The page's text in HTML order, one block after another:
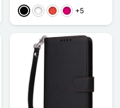
PretoBrancoVermelho
Magenta
+5